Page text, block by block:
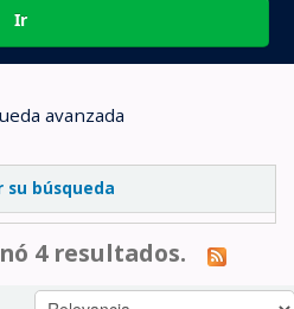
Ir
avanzada
su búsqueda
4 resultados.